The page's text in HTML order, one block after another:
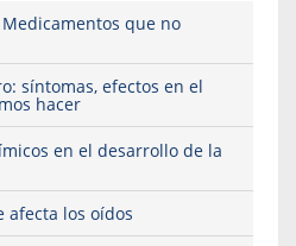
que no
síntomas, efectos en el
hacer
en el desarrollo de la
afecta los oídos